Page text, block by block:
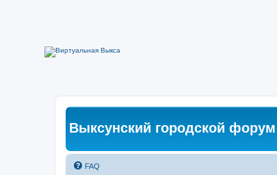
Выксунский городской форум
FAQ